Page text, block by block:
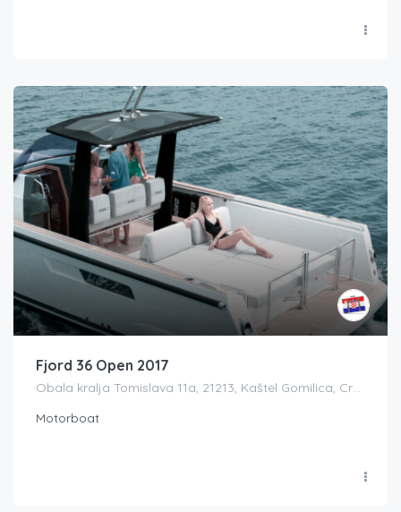
Fjord 36 Open 2017
Motorboat